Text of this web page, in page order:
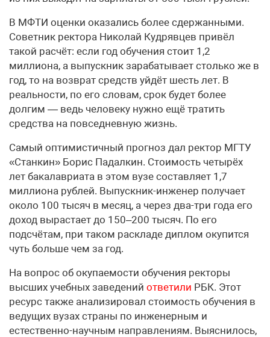
В МФТИ оценки оказались более сдержанными.
Советник ректора Николай Кудрявцев привёл
такой расчёт: если год обучения стоит 1,2
миллиона, а выпускник зарабатывает столько же в
год, то на возврат средств уйдёт шесть лет. В
реальности, по его словам, срок будет более
долгим — ведь человеку нужно ещё тратить
средства на повседневную жизнь.
Самый оптимистичный прогноз дал ректор МГТУ
«Станкин» Борис Падалкин. Стоимость четырёх
лет бакалавриата в этом вузе составляет 1,7
миллиона рублей. Выпускник-инженер получает
около 100 тысяч в месяц, а через два-три года его
доход вырастает до 150–200 тысяч. По его
подсчётам, при таком раскладе диплом окупится
чуть больше чем за год.
На вопрос об окупаемости обучения ректоры
высших учебных заведений ответили РБК. Этот
ресурс также анализировал стоимость обучения в
ведущих вузах страны по инженерным и
естественно-научным направлениям. Выяснилось,